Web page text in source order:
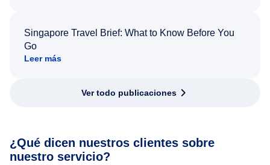
Singapore Travel Brief: What to Know Before You
Go
Leer más
Ver todo publicaciones
¿Qué dicen nuestros clientes sobre
nuestro servicio?